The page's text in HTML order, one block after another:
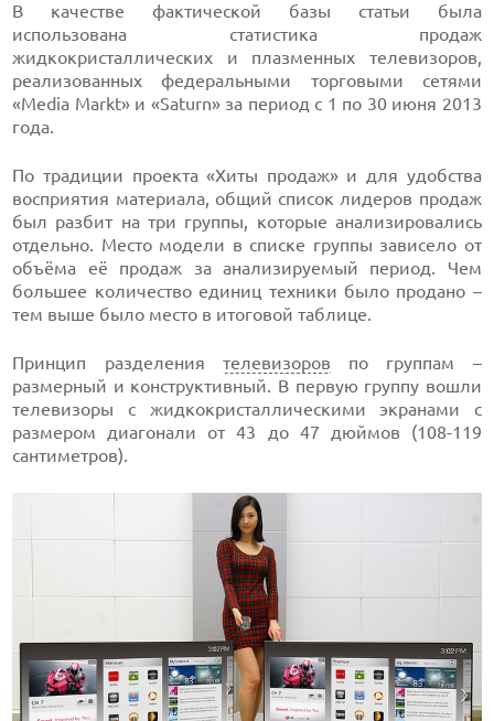
В качестве фактической базы статьи была
использована статистика продаж
жидкокристаллических и плазменных телевизоров,
реализованных федеральными торговыми сетями
«Media Markt» и «Saturn» за период с 1 по 30 июня 2013
года.
По традиции проекта «Хиты продаж» и для удобства
восприятия материала, общий список лидеров продаж
был разбит на три группы, которые анализировались
отдельно. Место модели в списке группы зависело от
объёма её продаж за анализируемый период. Чем
большее количество единиц техники было продано –
тем выше было место в итоговой таблице.
Принцип разделения телевизоров по группам –
размерный и конструктивный. В первую группу вошли
телевизоры с жидкокристаллическими экранами с
размером диагонали от 43 до 47 дюймов (108-119
сантиметров).